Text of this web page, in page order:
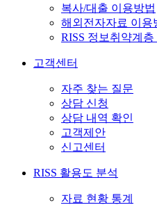
복사/대출 이용방법
해외전자자료 이용
RISS 정보취약계
고객센터
자주 찾는 질문
상담 신청
상담 내역 확인
고객제안
신고센터
RISS 활용도 분석
자료 현황 통계